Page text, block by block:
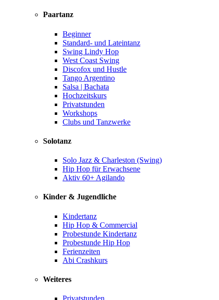
Paartanz
Beginner
Standard- und Lateintanz
Swing Lindy Hop
West Coast Swing
Discofox und Hustle
Tango Argentino
Salsa | Bachata
Hochzeitskurs
Privatstunden
Workshops
Clubs und Tanzwerke
Solotanz
Solo Jazz & Charleston (Swing)
Hip Hop für Erwachsene
Aktiv 60+ Agilando
Kinder & Jugendliche
Kindertanz
Hip Hop & Commercial
Probestunde Kindertanz
Probestunde Hip Hop
Ferienzeiten
Abi Crashkurs
Weiteres